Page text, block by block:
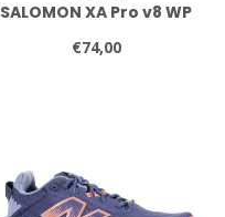
SALOMON XA Pro v8 WP
€74,00